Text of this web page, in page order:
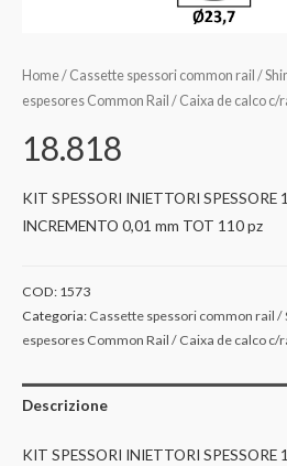
Home/ Cassette spessori common rail /
espesores Common Rail / Caixa de calco c/
18.818
KIT SPESSORI INIETTORI SPESSORE
INCREMENTO 0,01 mm TOT 110 pz
COD: 1573
Categoria: Cassette spessori common rail /
espesores Common Rail / Caixa de calco c/
Descrizione
KIT SPESSORI INIETTORI SPESSORE